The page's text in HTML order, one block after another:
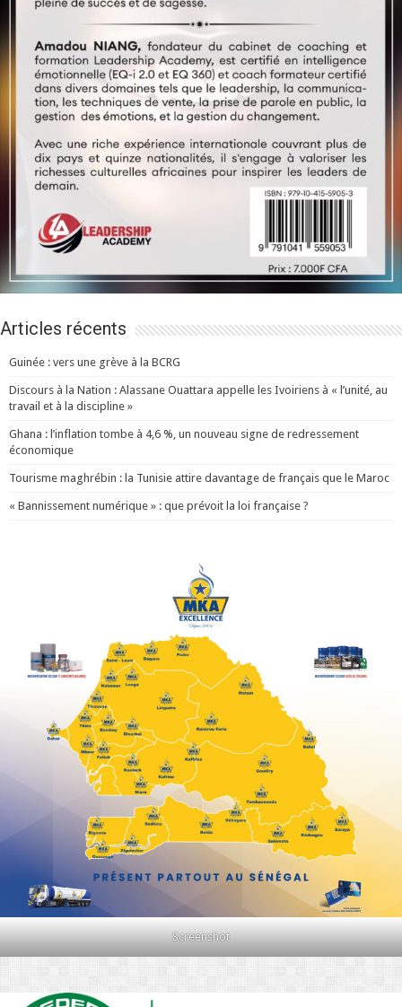
Articles récents
Guinée : vers une grève à la BCRG
Discours à la Nation : Alassane Ouattara appelle les Ivoiriens à « l’unité, au
travail et à la discipline »
Ghana : l’inflation tombe à 4,6 %, un nouveau signe de redressement
économique
Tourisme maghrébin : la Tunisie attire davantage de français que le Maroc
« Bannissement numérique » : que prévoit la loi française ?
Screenshot